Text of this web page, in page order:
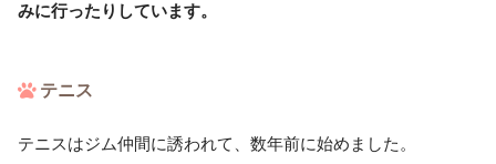
みに行ったりしています。
テニス
テニスはジム仲間に誘われて、数年前に始めました。